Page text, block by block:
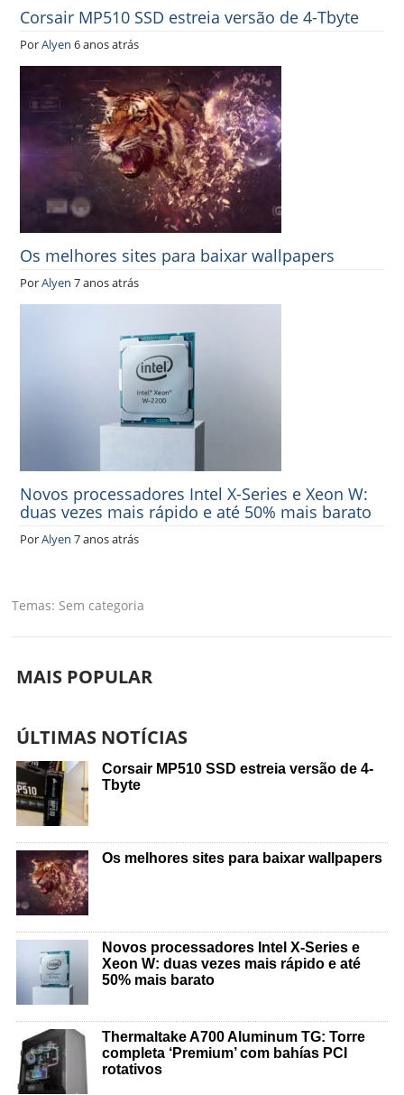
Corsair MP510 SSD estreia versão de 4-Tbyte
PorAlyen 6 anos atrás
Os melhores sites para baixar wallpapers
PorAlyen 7 anos atrás
Novos processadores Intel X-Series e Xeon W:
duas vezes mais rápido e até 50% mais barato
PorAlyen 7 anos atrás
Temas Sem categoria
MAIS POPULAR
ÚLTIMAS NOTÍCIAS
Corsair MP510 SSD estreia versão de 4-
Tbyte
Os melhores sites para baixar wallpapers
Novos processadores Intel X-Series e
Xeon W: duas vezes mais rápido e até
50% mais barato
Thermaltake A700 Aluminum TG: Torre
completa ‘Premium’ com bahías PCI
rotativos